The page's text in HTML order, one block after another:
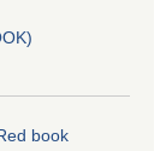
book